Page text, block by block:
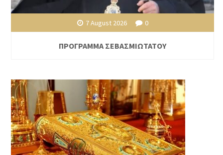
7 August 2026 0
ΠΡΟΓΡΑΜΜΑ ΣΕΒΑΣΜΙΩΤΑΤΟΥ